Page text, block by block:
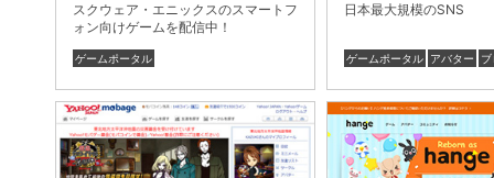
スクウェア・エニックスのスマートフ
ォン向けゲームを配信中！
ゲームポータル
日本最大規模のSNS
ゲームポータル アバター